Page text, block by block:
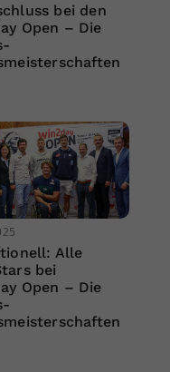
bei den
Open – Die
Alle
bei
Open – Die